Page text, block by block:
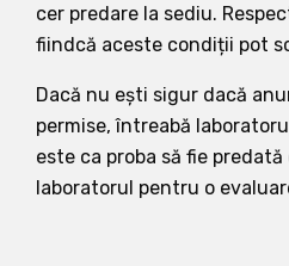
cer predare la sediu.
fiindcă aceste condiții pot
Dacă nu ești sigur dacă
permise, întreabă
este ca proba să fie
laboratorul pentru o